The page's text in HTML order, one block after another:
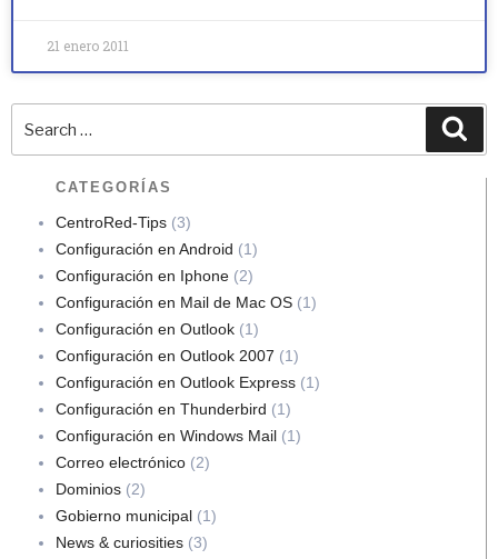
21 enero 2011
CATEGORÍAS
CentroRed-Tips (3)
Configuración en Android (1)
Configuración en Iphone (2)
Configuración en Mail de Mac OS (1)
Configuración en Outlook (1)
Configuración en Outlook 2007 (1)
Configuración en Outlook Express (1)
Configuración en Thunderbird (1)
Configuración en Windows Mail (1)
Correo electrónico (2)
Dominios (2)
Gobierno municipal (1)
News & curiosities (3)